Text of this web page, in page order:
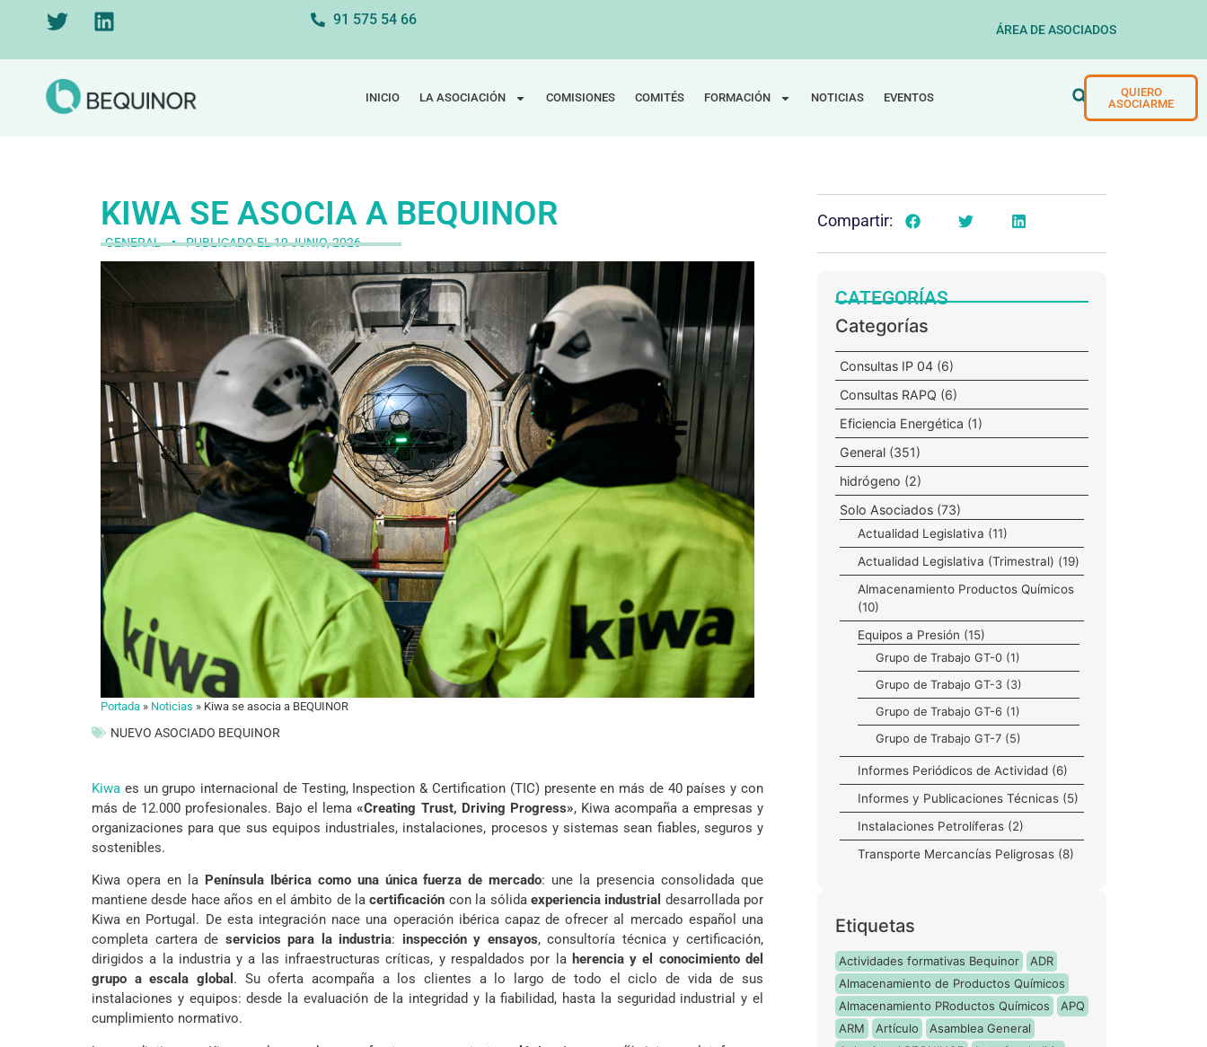
91 575 54 66
ÁREA DE ASOCIADOS
INICIO LA ASOCIACIÓN COMISIONES COMITÉS FORMACIÓN NOTICIAS EVENTOS
QUIERO
ASOCIARME
KIWA SE ASOCIA A BEQUINOR
GENERAL PUBLICADO EL19 JUNIO, 2026
Portada » Noticias » Kiwa se asocia a BEQUINOR
NUEVO ASOCIADO BEQUINOR
Kiwa es un grupo internacional de Testing, Inspection & Certification (TIC) presente en más de 40 países y con
más de 12.000 profesionales. Bajo el lema«Creating Trust, Driving Progress», Kiwa acompaña a empresas y
organizaciones para que sus equipos industriales, instalaciones, procesos y sistemas sean fiables, seguros y
sostenibles.
Kiwa opera en la Península Ibérica como una única fuerza de mercado: une la presencia consolidada que
mantiene desde hace años en el ámbito de lacertificación con la sólida experiencia industrial desarrollada por
Kiwa en Portugal. De esta integración nace una operación ibérica capaz de ofrecer al mercado español una
completa cartera de servicios para la industria: inspección y ensayos, consultoría técnica y certificación,
dirigidos a la industria y a las infraestructuras críticas, y respaldados por la herencia y el conocimiento del
grupo a escala global . Su oferta acompaña a los clientes a lo largo de todo el ciclo de vida de sus
instalaciones y equipos: desde la evaluación de la integridad y la fiabilidad, hasta la seguridad industrial y el
cumplimiento normativo.
Compartir:
CATEGORÍAS
Categorías
Consultas IP 04 (6)
Consultas RAPQ (6)
Eficiencia Energética (1)
General (351)
hidrógeno (2)
Solo Asociados (73)
Actualidad Legislativa (11)
Actualidad Legislativa (Trimestral) (19)
Almacenamiento Productos Químicos
(10)
Equipos a Presión (15)
Grupo de Trabajo GT-0 (1)
Grupo de Trabajo GT-3 (3)
Grupo de Trabajo GT-6 (1)
Grupo de Trabajo GT-7 (5)
Informes Periódicos de Actividad (6)
Informes y Publicaciones Técnicas (5)
Instalaciones Petrolíferas (2)
Transporte Mercancías Peligrosas (8)
Etiquetas
Actividades formativas Bequinor
ADR
Almacenamiento de Productos Químicos
Almacenamiento PRoductos Químicos
APQ
ARM
Artículo
Asamblea General